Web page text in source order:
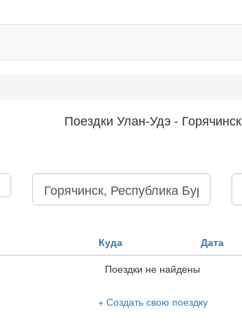
Поездки Улан-Удэ - Горячинск
Куда Дата
Поездки не найдены
+ Создать свою поездку